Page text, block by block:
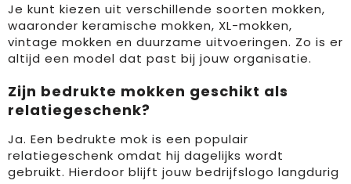
Je kunt kiezen uit verschillende soorten mokken,
waaronder keramische mokken, XL-mokken,
vintage mokken en duurzame uitvoeringen. Zo is er
altijd een model dat past bij jouw organisatie.
Zijn bedrukte mokken geschikt als
relatiegeschenk?
Ja. Een bedrukte mok is een populair
relatiegeschenk omdat hij dagelijks wordt
gebruikt. Hierdoor blijft jouw bedrijfslogo langdurig